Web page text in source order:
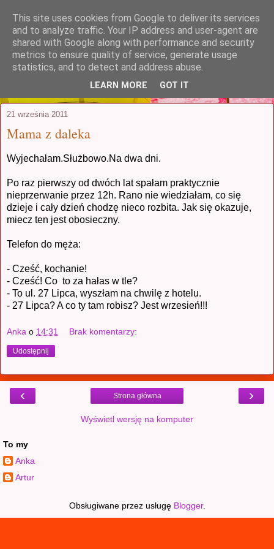
stuczynscy.waw.pl
...czyli coś, co zaczęło się jako relacja
21 września 2011
Mama z daleka
Wyjechałam.Służbowo.Na dwa dni.
Po raz pierwszy od dwóch lat spałam praktycznie
nieprzerwanie przez 12h. Rano nie wiedziałam, co się
dzieje i cały dzień chodzę nieco rozbita. Jak się okazuje,
miecz ten jest obosieczny.
Telefon do męża:
- Cześć, kochanie!
- Cześć! Co to za hałas w tle?
- To ul. 27 Lipca, wyszłam na chwilę z hotelu.
- 27 Lipca? A co ty tam robisz? Jest wrzesień!!!
Anka o 14:31 Brak komentarzy:
Udostępnij
‹ ›
Strona główna
Wyświetl wersję na komputer
To my
Anka
Artur
Obsługiwane przez usługę Blogger.
This site uses cookies from Google to deliver its services
and to analyze traffic. Your IP address and user-agent are
shared with Google along with performance and security
metrics to ensure quality of service, generate usage
statistics, and to detect and address abuse.
LEARN MORE GOT IT